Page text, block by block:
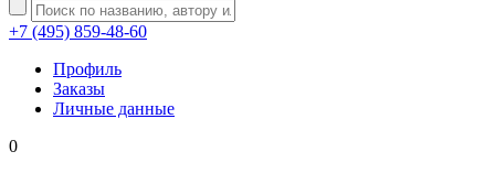
+7 (495) 859-48-60
Профиль
Заказы
Личные данные
0